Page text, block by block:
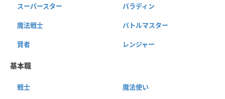
スーパースター パラディン
魔法戦士 バトルマスター
賢者 レンジャー
基本職
戦士 魔法使い